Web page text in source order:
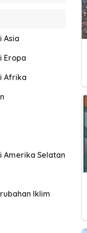
Asia
Eropa
Afrika
Amerika Selatan
Iklim